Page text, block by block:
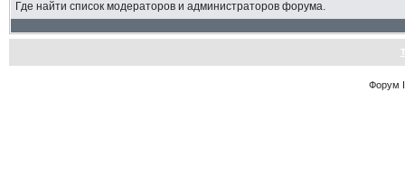
Где найти список модераторов и администраторов форума.
Форум